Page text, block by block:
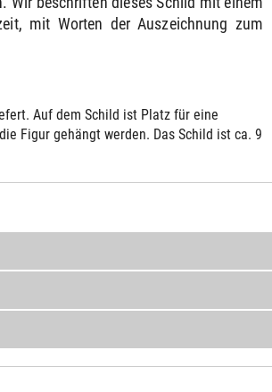
mit Worten der Auszeichnung zum
Auf dem Schild ist Platz für eine
Figur gehängt werden. Das Schild ist ca. 9